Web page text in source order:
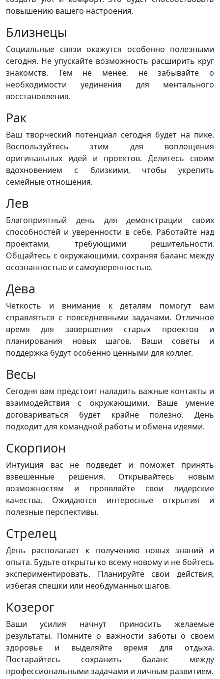
повышению вашего настроения.
Близнецы
Социальные связи окажутся особенно полезными
сегодня. Не упускайте возможность расширить круг
знакомств. Тем не менее, не забывайте о
необходимости уединения для ментального
восстановления.
Рак
Ваш творческий потенциал сегодня будет на пике.
Воспользуйтесь этим для воплощения
оригинальных идей и проектов. Делитесь своим
вдохновением с близкими, чтобы укрепить
семейные отношения.
Лев
Благоприятный день для демонстрации своих
способностей и уверенности в себе. Работайте над
проектами, требующими решительности.
Общайтесь с окружающими, сохраняя баланс между
осознанностью и самоуверенностью.
Дева
Четкость и внимание к деталям помогут вам
справляться с повседневными задачами. Отличное
время для завершения старых проектов и
планирования новых шагов. Ваши советы и
поддержка будут особенно ценными для коллег.
Весы
Сегодня вам предстоит наладить важные контакты и
взаимодействия с окружающими. Ваше умение
договариваться будет крайне полезно. День
подходит для командной работы и обмена идеями.
Скорпион
Интуиция вас не подведет и поможет принять
взвешенные решения. Открывайтесь новым
возможностям и проявляйте свои лидерские
качества. Ожидаются интересные открытия и
полезные перспективы.
Стрелец
День располагает к получению новых знаний и
опыта. Будьте открыты ко всему новому и не бойтесь
экспериментировать. Планируйте свои действия,
избегая спешки или необдуманных шагов.
Козерог
Ваши усилия начнут приносить желаемые
результаты. Помните о важности заботы о своем
здоровье и выделяйте время для отдыха.
Постарайтесь сохранить баланс между
профессиональными задачами и личным развитием.